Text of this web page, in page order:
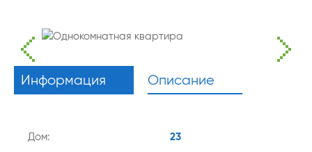
Информация Описание
Дом: 23